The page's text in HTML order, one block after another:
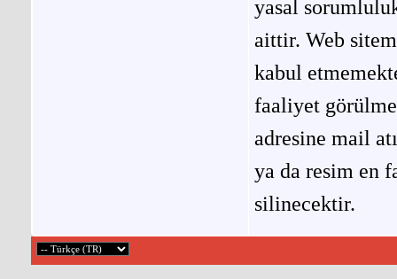
yasal
aittir. Web
kabul
faaliyet
adresine mail
ya da resim en
silinecektir.